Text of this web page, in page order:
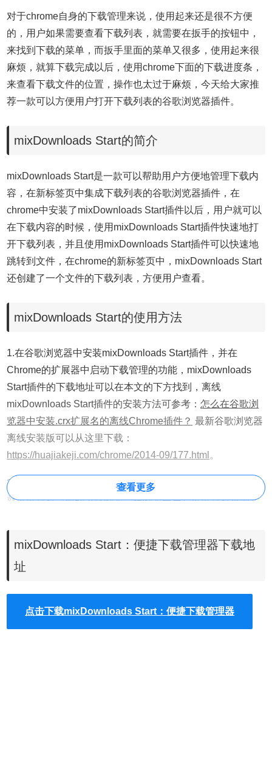
对于chrome自身的下载管理来说，使用起来还是很不方便
的，用户如果需要查看下载列表，就需要在扳手的按钮中，
来找到下载的菜单，而扳手里面的菜单又很多，使用起来很
麻烦，就算下载完成以后，使用chrome下面的下载进度条，
来查看下载文件的位置，操作也太过于麻烦，今天给大家推
荐一款可以方便用户打开下载列表的谷歌浏览器插件。
mixDownloads Start的简介
mixDownloads Start是一款可以帮助用户方便地管理下载内
容，在新标签页中集成下载列表的谷歌浏览器插件，在
chrome中安装了mixDownloads Start插件以后，用户就可以
在下载内容的时候，使用mixDownloads Start插件快速地打
开下载列表，并且使用mixDownloads Start插件可以快速地
跳转到文件，在chrome的新标签页中，mixDownloads Start
还创建了一个文件的下载列表，方便用户查看。
mixDownloads Start的使用方法
1.在谷歌浏览器中安装mixDownloads Start插件，并在
Chrome的扩展器中启动下载管理的功能，mixDownloads
Start插件的下载地址可以在本文的下方找到，离线
mixDownloads Start插件的安装方法可参考：怎么在谷歌浏
览器中安装.crx扩展名的离线Chrome插件？ 最新谷歌浏览器
离线安装版可以从这里下载：
https://huajiakeji.com/chrome/2014-09/177.html 。
2.点击chrome右上角的mixDownloads Start插件按钮，用户
就可以查看当前的下载列表，在列表中用户可以查看本地文
查看更多
mixDownloads Start：便捷下载管理器下载地
址
点击下载mixDownloads Start：便捷下载管理器